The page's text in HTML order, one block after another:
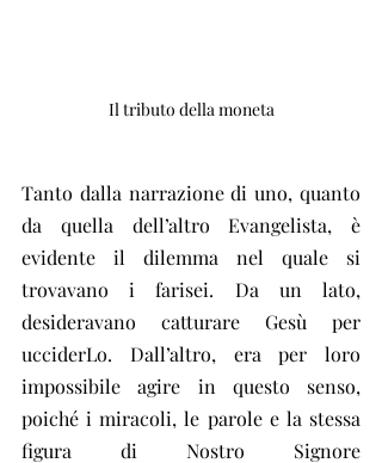
Il tributo della moneta
Tanto dalla narrazione di uno, quanto
da quella dell’altro Evangelista, è
evidente il dilemma nel quale si
trovavano i farisei. Da un lato,
desideravano catturare Gesù per
ucciderLo. Dall’altro, era per loro
impossibile agire in questo senso,
poiché i miracoli, le parole e la stessa
figura di Nostro Signore